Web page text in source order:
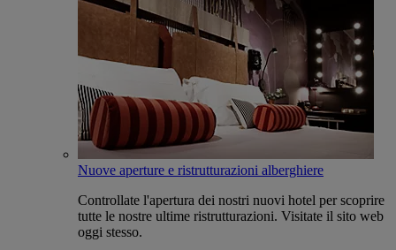
Nuove aperture e ristrutturazioni alberghiere
Controllate l'apertura dei nostri nuovi hotel per scoprire
tutte le nostre ultime ristrutturazioni. Visitate il sito web
oggi stesso.